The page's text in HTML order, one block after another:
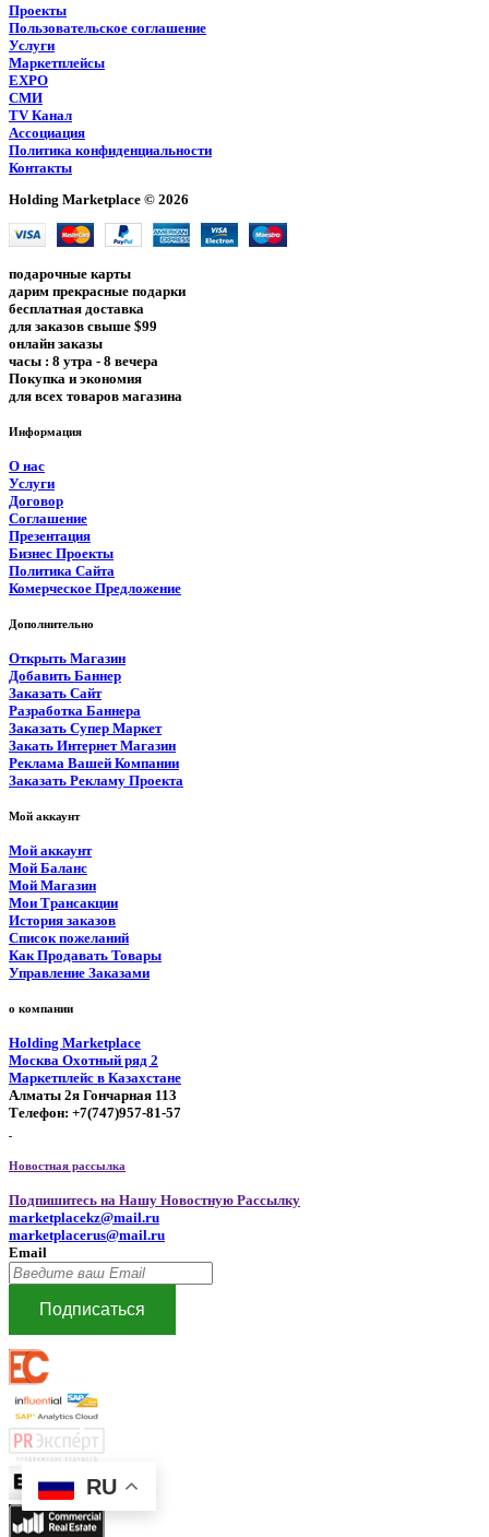
RU
Проекты
Пользовательское соглашение
Услуги
Маркетплейсы
EXPO
СМИ
TV Канал
Ассоциация
Политика конфиденциальности
Контакты
Holding Marketplace © 2026
подарочные карты
дарим прекрасные подарки
бесплатная доставка
для заказов свыше $99
онлайн заказы
часы : 8 утра - 8 вечера
Покупка и экономия
для всех товаров магазина
Информация
О нас
Услуги
Договор
Соглашение
Презентация
Бизнес Проекты
Политика Сайта
Комерческое Предложение
Дополнительно
Открыть Магазин
Добавить Баннер
Заказать Сайт
Разработка Баннера
Заказать Супер Маркет
Закать Интернет Магазин
Реклама Вашей Компании
Заказать Рекламу Проекта
Мой аккаунт
Мой аккаунт
Мой Баланс
Мой Магазин
Мои Трансакции
История заказов
Список пожеланий
Как Продавать Товары
Управление Заказами
о компании
Holding Marketplace
Москва Охотный ряд 2
Маркетплейс в Казахстане
Алматы 2я Гончарная 113
Телефон: +7(747)957-81-57
Новостная рассылка
Подпишитесь на Нашу Новостную Рассылку
marketplacekz@mail.ru
marketplacerus@mail.ru
Email
Подписаться